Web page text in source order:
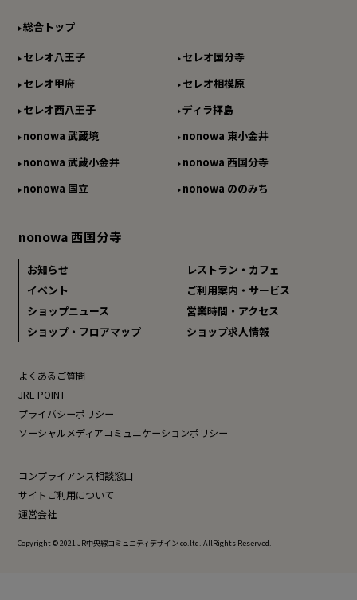
総合トップ
セレオ八王子
セレオ国分寺
セレオ甲府
セレオ相模原
セレオ西八王子
ディラ拝島
nonowa 武蔵境
nonowa 東小金井
nonowa 武蔵小金井
nonowa 西国分寺
nonowa 国立
nonowa ののみち
nonowa 西国分寺
お知らせ
イベント
ショップニュース
ショップ・フロアマップ
レストラン・カフェ
ご利用案内・サービス
営業時間・アクセス
ショップ求人情報
よくあるご質問
JRE POINT
プライバシーポリシー
ソーシャルメディアコミュニケーションポリシー
コンプライアンス相談窓口
サイトご利用について
運営会社
Copyright © 2021 JR中央線コミュニティデザイン co.ltd. AllRights Reserved.